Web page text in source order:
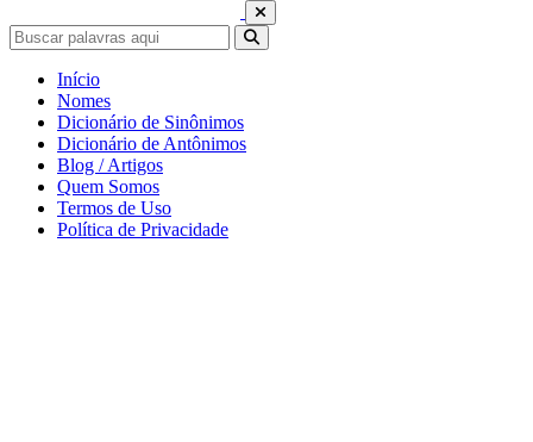
Início
Nomes
Dicionário de Sinônimos
Dicionário de Antônimos
Blog / Artigos
Quem Somos
Termos de Uso
Política de Privacidade